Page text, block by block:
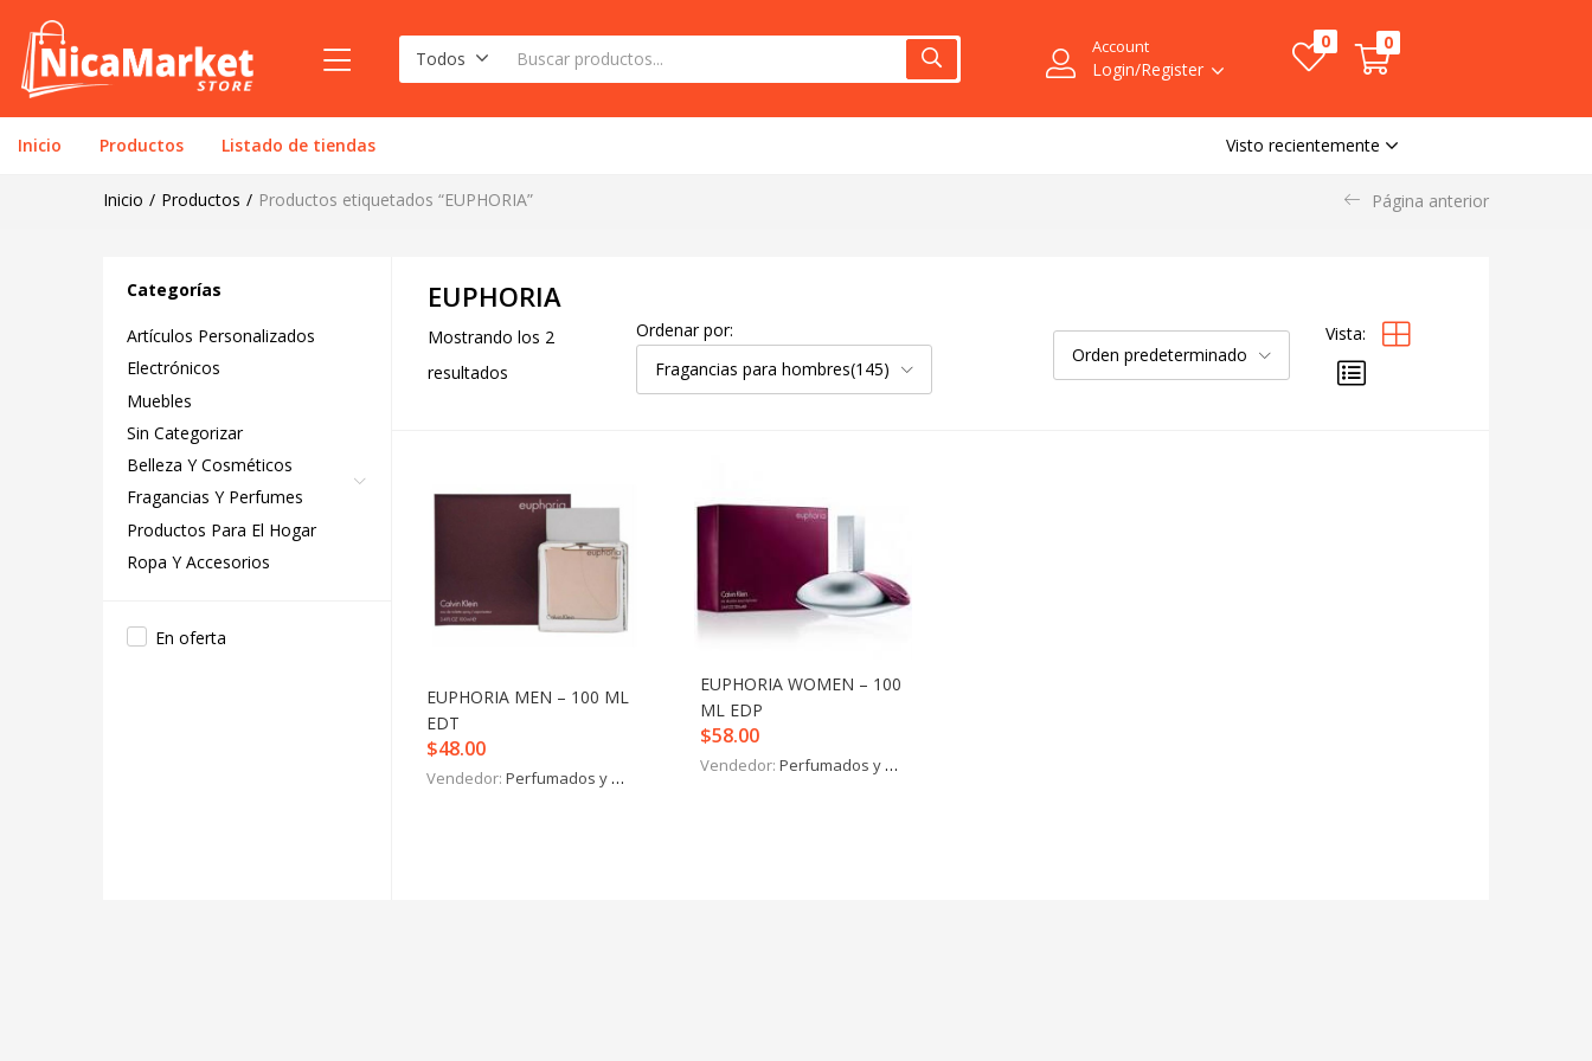
Todos
Account
Login/Register
0 0
Inicio Productos Listado de tiendas Visto recientemente
Inicio Productos Productos etiquetados “EUPHORIA” Página anterior
Categorías
Artículos Personalizados
Electrónicos
Muebles
Sin Categorizar
Belleza Y Cosméticos
Fragancias Y Perfumes
Productos Para El Hogar
Ropa Y Accesorios
En oferta
EUPHORIA
Mostrando los 2
resultados
Ordenar por:
Fragancias para hombres(145)
Orden predeterminado
Vista:
EUPHORIA MEN – 100 ML
EDT
$48.00
Vendedor: Perfumados y más
EUPHORIA WOMEN – 100
ML EDP
$58.00
Vendedor:Perfumados y más